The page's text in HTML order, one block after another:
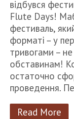
відбувся
Flute Days!
фестиваль,
форматі – у
тривогами –
обставинам!
остаточно
проведення.
Read More